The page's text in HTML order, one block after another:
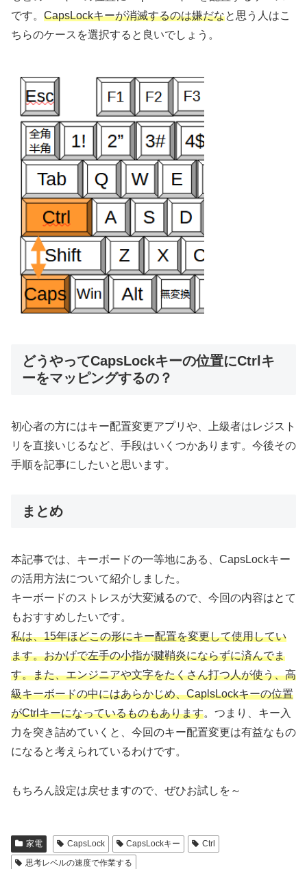
です。 CapsLockキーが消滅するのは嫌だなと思う人はこ
ちらのケースを選択すると良いでしょう。
どうやってCapsLockキーの位置にCtrlキ
ーをマッピングするの？
初心者の方にはキー配置変更アプリや、上級者はレジスト
リを直接いじるなど、手段はいくつかあります。今後その
手順を記事にしたいと思います。
まとめ
本記事では、キーボードの一等地にある、CapsLockキー
の活用方法について紹介しました。
キーボードのストレスが大変減るので、今回の内容はとて
もおすすめしたいです。
私は、15年ほどこの形にキー配置を変更して使用してい
ます。おかげで左手の小指が腱鞘炎にならずに済んでま
す。また、エンジニアや文字をたくさん打つ人が使う、高
級キーボードの中にはあらかじめ、CaplsLockキーの位置
がCtrlキーになっているものもあります。つまり、キー入
力を突き詰めていくと、今回のキー配置変更は有益なもの
になると考えられているわけです。
もちろん設定は戻せますので、ぜひお試しを～
家電 CapsLock CapsLockキー
Ctrl
思考レベルの速度で作業する